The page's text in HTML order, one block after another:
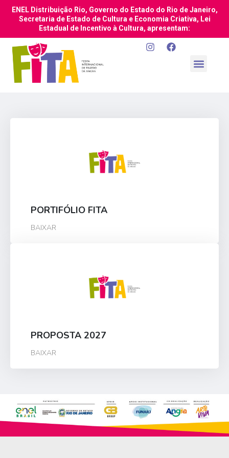
ENEL Distribuição Rio, Governo do Estado do Rio de Janeiro,
Secretaria de Estado de Cultura e Economia Criativa, Lei
Estadual de Incentivo à Cultura, apresentam:
PORTIFÓLIO FITA
BAIXAR
PROPOSTA 2027
BAIXAR